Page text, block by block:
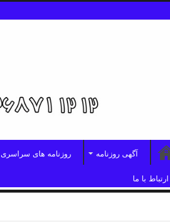
آگهی روزنامه روزنامه های سراسری
ارتباط با ما